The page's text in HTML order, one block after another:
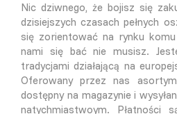
Nic dziwnego, że bojisz się
dzisiejszych czasach pełnych
się zorientować na rynku
nami się bać nie musisz.
tradycjami działającą na
Oferowany przez nas
dostępny na magazynie i
natychmiastwoym. Płatności